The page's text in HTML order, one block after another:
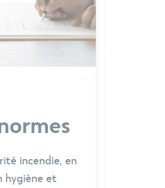
incendie, en
hygiène et